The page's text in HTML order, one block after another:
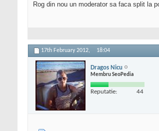
Rog din nou un moderator sa faca split la
17th February 2012, 18:04
Dragos Nicu
Membru SeoPedia
Reputatie: 44